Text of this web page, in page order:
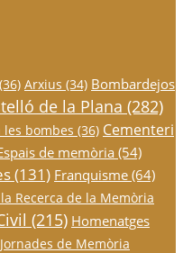
(36) Arxius (34) Bombardejos
de la Plana (282)
les bombes (36) Cementeri
de memòria (54)
(131) Franquisme(64)
Recerca de la Memòria
(215) Homenatges
Jornades de Memòria